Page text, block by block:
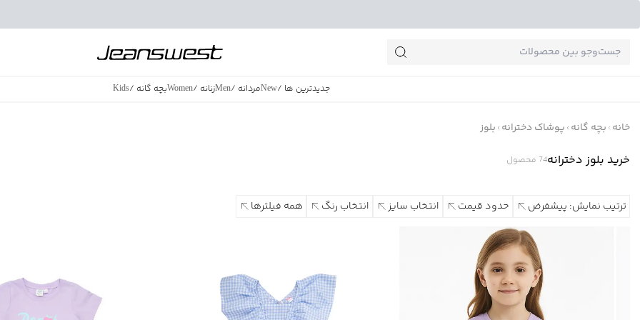
جدیدترین ها /
Newمردانه /
Menزنانه /
Womenبچه گانه /
Kids
خانه بچه گانه پوشاک دخترانه بلوز
خرید بلوز دخترانه74 محصول
ترتیب نمایش: پیشفرض حدود قیمت انتخاب سایز انتخاب رنگ همه فیلترها